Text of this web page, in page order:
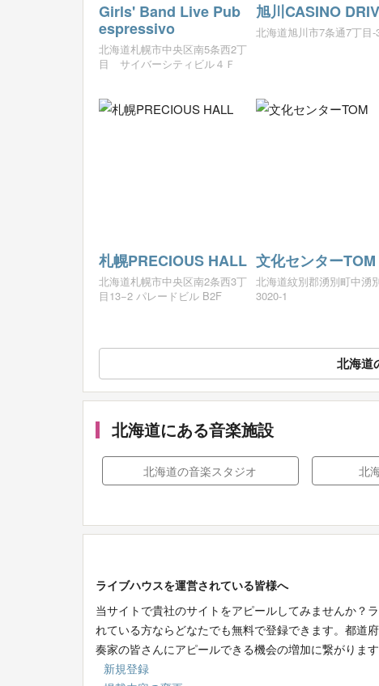
Girls' Band Live Pub
espressivo
北海道札幌市中央区南5条西2丁
目 サイバーシティビル４Ｆ
旭川CASINO
北海道旭川市7条通7丁目-
札幌PRECIOUS HALL
北海道札幌市中央区南2条西3丁
目13−2 パレードビル B2F
文化センターTOM
北海道紋別郡湧別町中湧
3020-1
北海道
北海道にある音楽施設
北海道の音楽スタジオ 北
ライブハウスを運営されている皆様へ
当サイトで貴社のサイトをアピールしてみませんか？
れている方ならどなたでも無料で登録できます。都道
奏家の皆さんにアピールできる機会の増加に繋がりま
新規登録